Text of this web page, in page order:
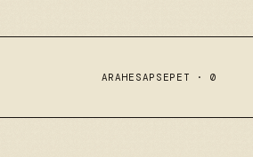
ARAHESAP SEPET ·0